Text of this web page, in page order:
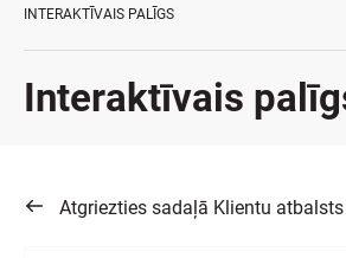
CINTERAKTĪVAIS PALĪGS
Interaktīvais
Atgriezties sadaļā Klientu atbalsts